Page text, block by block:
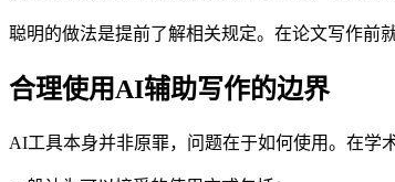
聪明的做法是提前了解相关规定。在论文写作前
合理使用AI辅助写作的边界
AI工具本身并非原罪，问题在于如何使用。在学